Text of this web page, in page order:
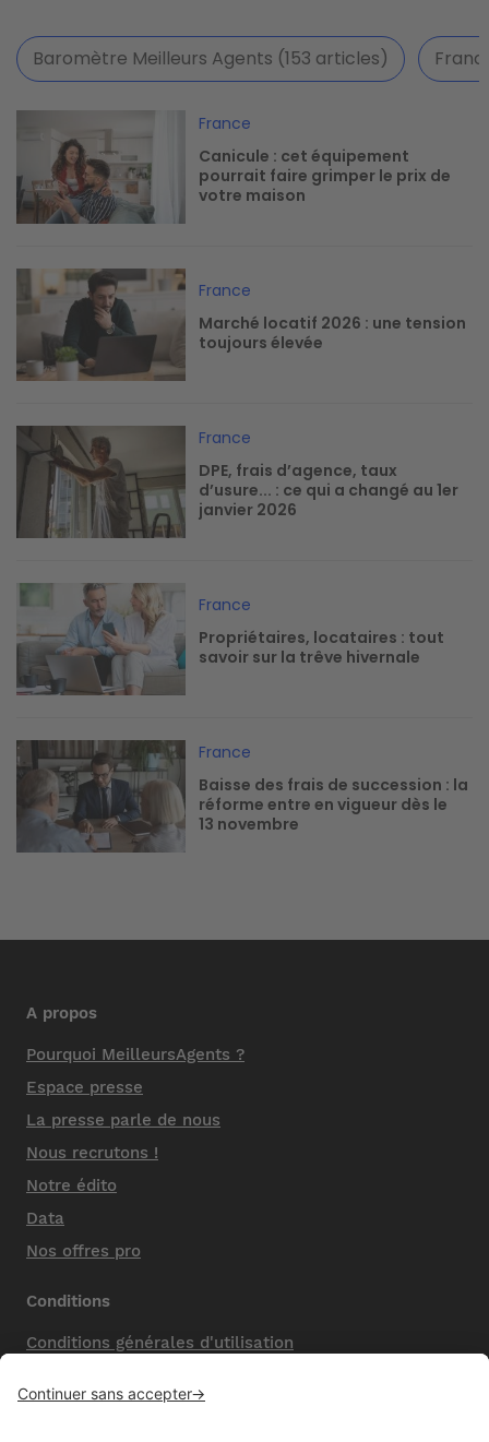
Baromètre Meilleurs Agents (153 articles)
France
Canicule : cet équipement
pourrait faire grimper le prix de
votre maison
Image
France
Marché locatif 2026 : une tension
toujours élevée
Image
France
DPE, frais d’agence, taux
d’usure... : ce qui a changé au 1er
janvier 2026
France
Propriétaires, locataires : tout
savoir sur la trêve hivernale
Image
France
Baisse des frais de succession : la
réforme entre en vigueur dès le
13 novembre
A propos
Pourquoi MeilleursAgents ?
Espace presse
La presse parle de nous
Nous recrutons !
Notre édito
Data
Nos offres pro
Conditions
Conditions générales d'utilisation
Nos honoraires de vente